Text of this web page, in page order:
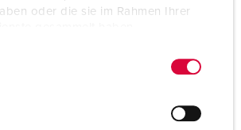
oder die sie im Rahmen Ihrer
X-CONTACT®